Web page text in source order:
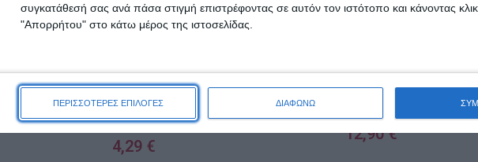
συγκατάθεσή σας ανά πάσα στιγμή επιστρέφοντας σε αυτόν τον ιστότοπο και κάνοντας
"Απορρήτου" στο κάτω μέρος της ιστοσελίδας.
ΠΕΡΙΣΣΟΤΕΡΕΣ ΕΠΙΛΟΓΕΣ ΔΙΑΦΩΝΩ
NX Beauty Professional Matte
Longstay 121
4,29 €
NX Beauty Professional
Organic Cannabis Μάσκα
Μαλλιών για Ενυδάτωση
1000ml
12,90€